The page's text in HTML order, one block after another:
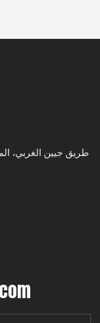
طريق جيين الغربي،